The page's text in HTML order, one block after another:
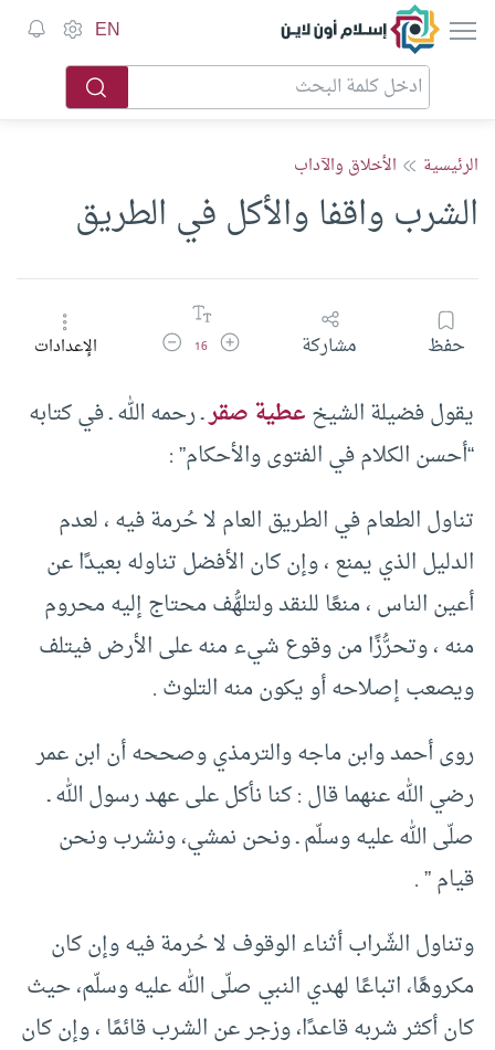
إسلام أون لاين EN
الرئيسية الأخلاق والآداب
الشرب واقفا والأكل في الطريق
حفظ مشاركة زيادة حجم الخط
16 تقليل حجم الخطالإعدادات
يقول فضيلة الشيخعطية صقرـ رحمه الله ـ في كتابه
“أحسن الكلام في الفتوى والأحكام” :
تناول الطعام في الطريق العام لا حُرمة فيه ، لعدم
الدليل الذي يمنع ، وإن كان الأفضل تناوله بعيدًا عن
أعين الناس ، منعًا للنقد ولتلهُّف محتاج إليه محروم
منه ، وتحرُّزًا من وقوع شيء منه على الأرض فيتلف
ويصعب إصلاحه أو يكون منه التلوث .
روى أحمد وابن ماجه والترمذي وصححه أن ابن عمر
رضي الله عنهما قال : كنا نأكل على عهد رسول الله ـ
صلّى الله عليه وسلّم ـ ونحن نمشي، ونشرب ونحن
قيام ” .
وتناول الشّراب أثناء الوقوف لا حُرمة فيه وإن كان
مكروهًا، اتباعًا لهدي النبي صلّى الله عليه وسلّم، حيث
كان أكثر شربه قاعدًا، وزجر عن الشرب قائمًا ، وإن كان